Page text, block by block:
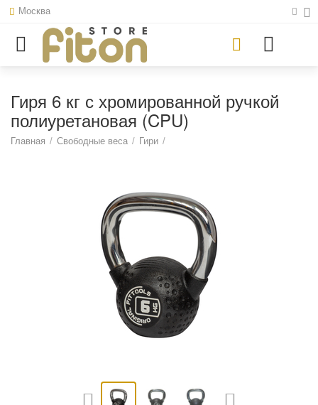
Москва
Гиря 6 кг с хромированной ручкой
полиуретановая (CPU)
Главная / Свободные веса / Гири /